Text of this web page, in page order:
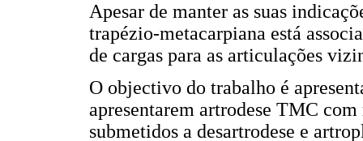
Apesar de manter as suas
trapézio-metacarpiana está
de cargas para as articulações
O objectivo do trabalho é
apresentarem artrodese TMC
submetidos a desartrodese e